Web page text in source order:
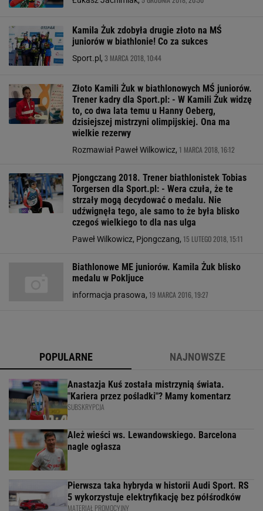
Kamila Żuk zdobyła drugie złoto na MŚ
juniorów w biathlonie! Co za sukces
Sport.pl, 3 MARCA 2018, 10:44
Złoto Kamili Żuk w biathlonowych MŚ juniorów.
Trener kadry dla Sport.pl: - W Kamili Żuk widzę
to, co dwa lata temu u Hanny Oeberg,
dzisiejszej mistrzyni olimpijskiej. Ona ma
wielkie rezerwy
Rozmawiał Paweł Wilkowicz, 1 MARCA 2018, 16:12
Pjongczang 2018. Trener biathlonistek Tobias
Torgersen dla Sport.pl: - Wera czuła, że te
strzały mogą decydować o medalu. Nie
udźwignęła tego, ale samo to że była blisko
czegoś wielkiego to dla nas ulga
Paweł Wilkowicz, Pjongczang, 15 LUTEGO 2018, 15:11
Biathlonowe ME juniorów. Kamila Żuk blisko
medalu w Pokljuce
informacja prasowa, 19 MARCA 2016, 19:27
POPULARNE NAJNOWSZE
Anastazja Kuś została mistrzynią świata.
"Kariera przez pośladki"? Mamy komentarz
SUBSKRYPCJA
Ależ wieści ws. Lewandowskiego. Barcelona
nagle ogłasza
Pierwsza taka hybryda w historii Audi Sport. RS
5 wykorzystuje elektryfikację bez półśrodków
MATERIAŁ PROMOCYJNY